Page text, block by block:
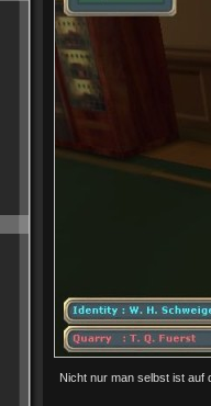
Nicht nur man selbst ist auf